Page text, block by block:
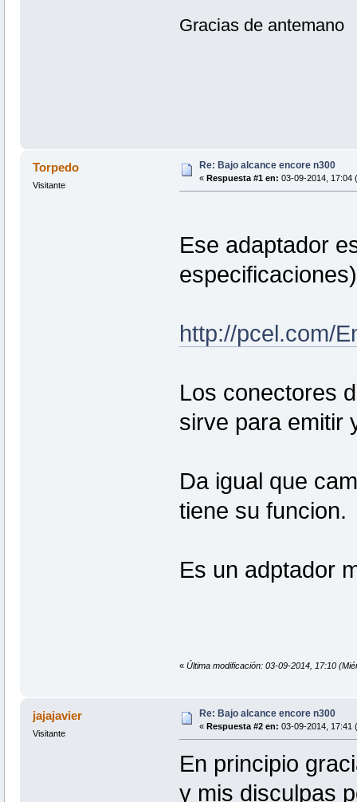
Gracias de antemano
Torpedo
Visitante
Re: Bajo alcance encore n300
« Respuesta #1 en: 03-09-2014, 17:04
Ese adaptador
especificaciones)
http://pcel.com/
Los conectores
sirve para emitir
Da igual que
tiene su funcion.
Es un adptador
« Última modificación: 03-09-2014, 17:10
jajajavier
Visitante
Re: Bajo alcance encore n300
« Respuesta #2 en: 03-09-2014, 17:41
En principio
y mis disculpas